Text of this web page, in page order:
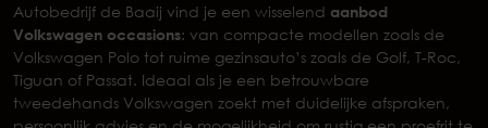
Autobedrijf de Baaij vind je een wisselend aanbod
Volkswagen occasions: van compacte modellen zoals de
Volkswagen Polo tot ruime gezinsauto’s zoals de Golf, T-Roc,
Tiguan of Passat. Ideaal als je een betrouwbare
tweedehands Volkswagen zoekt met duidelijke afspraken,